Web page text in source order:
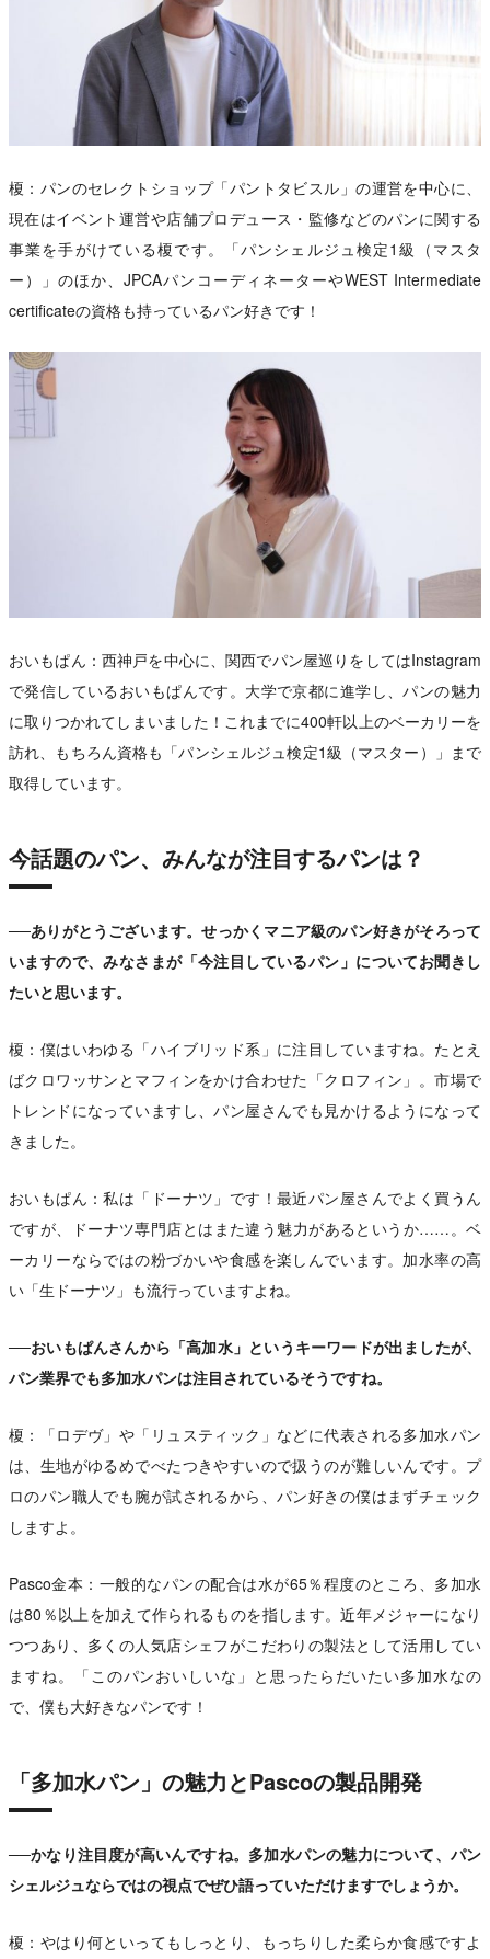
榎：パンのセレクトショップ「パントタビスル」の運営を中心に、
現在はイベント運営や店舗プロデュース・監修などのパンに関する
事業を手がけている榎です。「パンシェルジュ検定1級（マスタ
ー）」のほか、JPCAパンコーディネーターやWEST Intermediate
certificateの資格も持っているパン好きです！
おいもぱん：西神戸を中心に、関西でパン屋巡りをしてはInstagram
で発信しているおいもぱんです。大学で京都に進学し、パンの魅力
に取りつかれてしまいました！これまでに400軒以上のベーカリーを
訪れ、もちろん資格も「パンシェルジュ検定1級（マスター）」まで
取得しています。
今話題のパン、みんなが注目するパンは？
──ありがとうございます。せっかくマニア級のパン好きがそろって
いますので、みなさまが「今注目しているパン」についてお聞きし
たいと思います。
榎：僕はいわゆる「ハイブリッド系」に注目していますね。たとえ
ばクロワッサンとマフィンをかけ合わせた「クロフィン」。市場で
トレンドになっていますし、パン屋さんでも見かけるようになって
きました。
おいもぱん：私は「ドーナツ」です！最近パン屋さんでよく買うん
ですが、ドーナツ専門店とはまた違う魅力があるというか……。ベ
ーカリーならではの粉づかいや食感を楽しんでいます。加水率の高
い「生ドーナツ」も流行っていますよね。
──おいもぱんさんから「高加水」というキーワードが出ましたが、
パン業界でも多加水パンは注目されているそうですね。
榎：「ロデヴ」や「リュスティック」などに代表される多加水パン
は、生地がゆるめでべたつきやすいので扱うのが難しいんです。プ
ロのパン職人でも腕が試されるから、パン好きの僕はまずチェック
しますよ。
Pasco金本：一般的なパンの配合は水が65％程度のところ、多加水
は80％以上を加えて作られるものを指します。近年メジャーになり
つつあり、多くの人気店シェフがこだわりの製法として活用してい
ますね。「このパンおいしいな」と思ったらだいたい多加水なの
で、僕も大好きなパンです！
「多加水パン」の魅力とPascoの製品開発
──かなり注目度が高いんですね。多加水パンの魅力について、パン
シェルジュならではの視点でぜひ語っていただけますでしょうか。
榎：やはり何といってもしっとり、もっちりした柔らか食感ですよ